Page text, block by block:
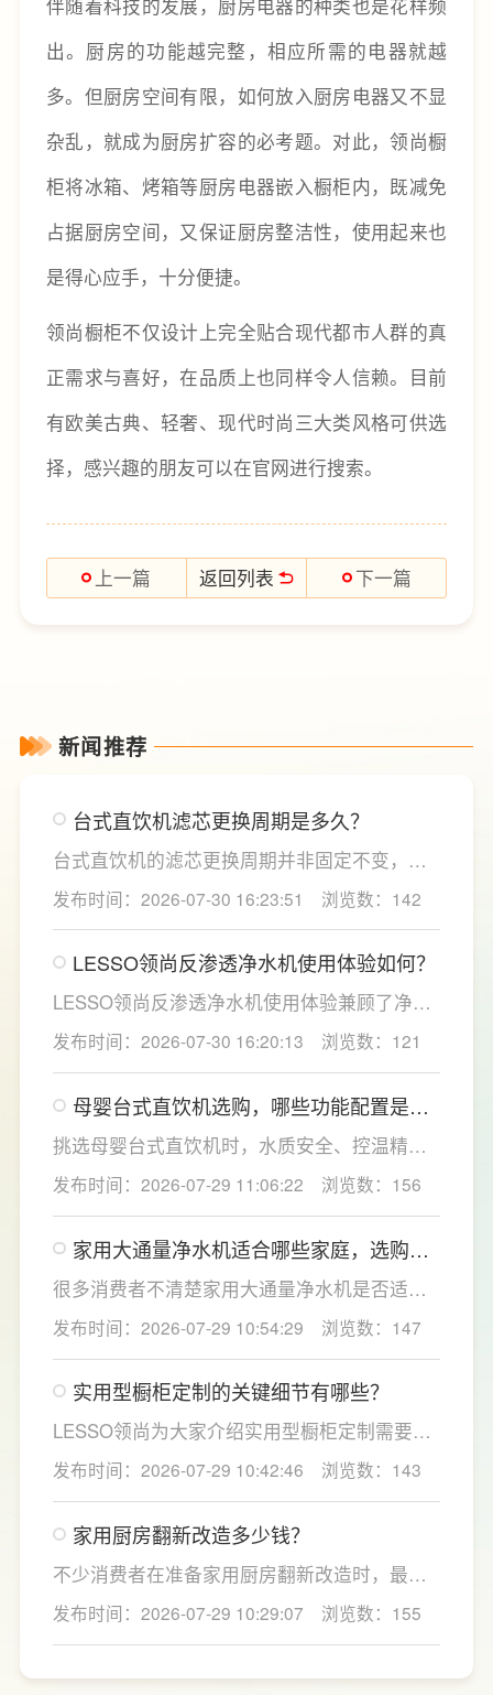
伴随着科技的发展，厨房电器的种类也是花样频
出。厨房的功能越完整，相应所需的电器就越
多。但厨房空间有限，如何放入厨房电器又不显
杂乱，就成为厨房扩容的必考题。对此，领尚橱
柜将冰箱、烤箱等厨房电器嵌入橱柜内，既减免
占据厨房空间，又保证厨房整洁性，使用起来也
是得心应手，十分便捷。
领尚橱柜不仅设计上完全贴合现代都市人群的真
正需求与喜好，在品质上也同样令人信赖。目前
有欧美古典、轻奢、现代时尚三大类风格可供选
择，感兴趣的朋友可以在官网进行搜索。
上一篇 返回列表 下一篇
新闻推荐
台式直饮机滤芯更换周期是多久？
台式直饮机的滤芯更换周期并非固定不变，主
要取决于实际用水量、进水水质及使用频率等
因素。一般来说，PP棉和活性炭类前置滤芯建
议每6至12个月更换一次，RO反渗透膜滤芯使
用寿命相对较长，通常在2至3年左右，而后置
活性炭滤芯则建议每年更换一次以保障出水口
感。
发布时间：2026-07-30 16:23:51 浏览数：142
LESSO领尚反渗透净水机使用体验如何？
LESSO领尚反渗透净水机使用体验兼顾了净水
效果、使用便捷性和节水表现。产品采用
120mm纤薄机身设计，不占用过多厨下空间；
双出水模式可根据不同需求切换生活用水和直
饮水，不仅满足厨房多场景用水需求，还有助
于延长滤芯使用寿命。
发布时间：2026-07-30 16:20:13 浏览数：121
母婴台式直饮机选购，哪些功能配置是有
娃家庭必不可少的？
挑选母婴台式直饮机时，水质安全、控温精准
度是宝妈群体最关心的核心需求，接下来
LESSO领尚为大家讲解适合母婴家庭的必备功
能配置。母婴冲奶、辅食、直饮对水温要求不
同，机型需搭载多档精准控温功能，45℃低温
冲奶、85℃泡辅食、100℃沸水冲泡茶饮一键
切换，不用反复烧水兑冷水，呵护宝宝娇嫩肠
胃。
发布时间：2026-07-29 11:06:22 浏览数：156
家用大通量净水机适合哪些家庭，选购时
如何匹配用水场景吗？
很多消费者不清楚家用大通量净水机是否适配
自家户型，LESSO领尚建议，选购前一定要结
合家庭用水场景判断。家用大通量净水机更适
合常住人口多、用水需求大的家庭，比如三口
及以上之家，或是经常泡茶、冲奶、清洗果
蔬，需要持续大量净水的用户。小户型、单人
居住、日常用水量少的家庭，无需盲目追求超
大通量，避免功能过剩造成浪费。
发布时间：2026-07-29 10:54:29 浏览数：147
实用型橱柜定制的关键细节有哪些？
LESSO领尚为大家介绍实用型橱柜定制需要关
注的几个关键细节：实用型橱柜定制应结合厨
房面积和家庭烹饪习惯进行规划，合理划分
洗、切、炒动线，提升下厨效率；同时充分利
用吊柜、地柜、高柜等收纳空间，并配置抽屉
分区、拉篮、转角收纳等功能设计，提高空间
利用率。
发布时间：2026-07-29 10:42:46 浏览数：143
家用厨房翻新改造多少钱？
不少消费者在准备家用厨房翻新改造时，最关
心的问题莫过于“家用厨房翻新改造多少钱”，接
下来LESSO领尚为大家解答一下。事实上，厨
房改造费用并没有统一标准，通常会受到改造
范围、空间面积、材料品质、功能配置以及是
发布时间：2026-07-29 10:29:07 浏览数：155